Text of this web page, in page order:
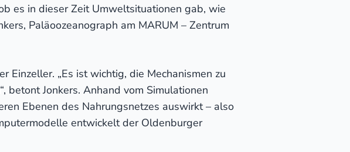
es in dieser Zeit Umweltsituationen gab, wie
Paläoozeanograph am MARUM – Zentrum
Einzeller. „Es ist wichtig, die Mechanismen zu
betont Jonkers. Anhand vom Simulationen
Ebenen des Nahrungsnetzes auswirkt – also
entwickelt der Oldenburger